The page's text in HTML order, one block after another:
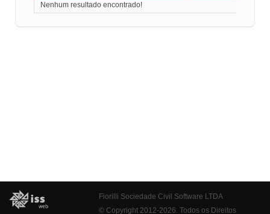
Nenhum resultado encontrado!
Fiorilli Sociedade Civil Software LTDA
© Copyright 2012-2026. Todos os Direitos